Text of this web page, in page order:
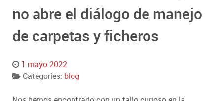
no abre el diálogo de manejo
de carpetas y ficheros
1 mayo 2022
Categories: blog